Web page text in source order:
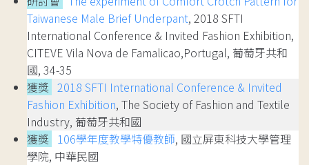
Taiwanese Male Brief Underpant, 2018 SFTI
International Conference & Invited Fashion Exhibition,
CITEVE Vila Nova de Famalicao,Portugal, 葡萄牙共和
國, 34-35
獲獎 2018 SFTI International Conference & Invited
Fashion Exhibition, The Society of Fashion and Textile
Industry, 葡萄牙共和國
獲獎 106學年度教學特優教師, 國立屏東科技大學管理
學院, 中華民國